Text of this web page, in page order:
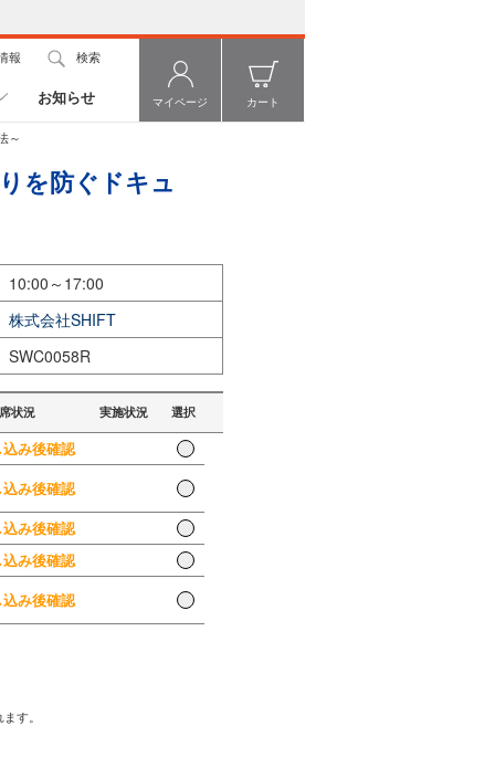
報 検索
お知らせ マイページ カート
～
を防ぐドキュ
10:00～17:00
株式会社SHIFT
SWC0058R
状況 実施状況 選択
み後確認
み後確認
み後確認
み後確認
み後確認
み後確認
す。